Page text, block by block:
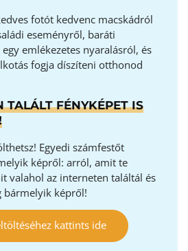
fotót kedvenc macskádról
eseményről, baráti
emlékezetes nyaralásról, és
fogja díszíteni otthonod
TALÁLT FÉNYKÉPET IS
Egyedi számfestőt
képről: arról, amit te
valahol az interneten találtál és
bármelyik képről!
kattints ide